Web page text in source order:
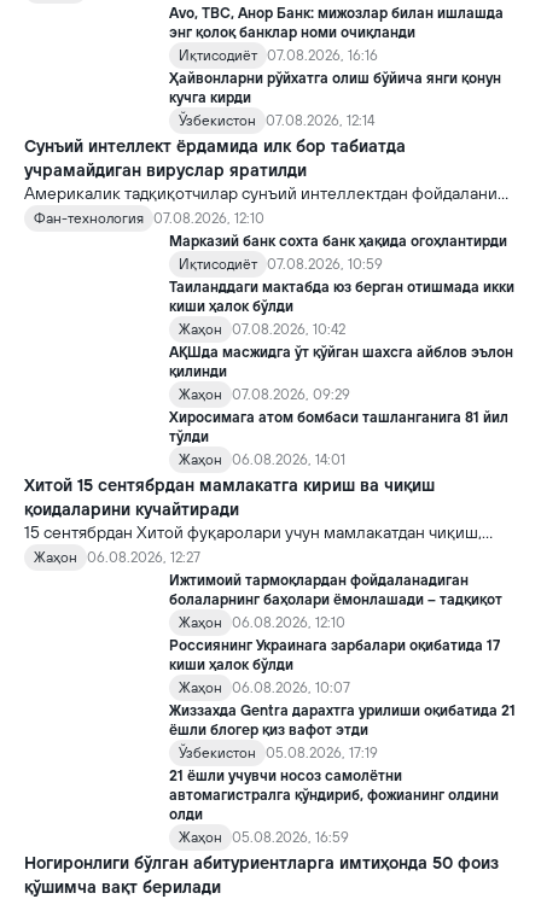
топшириш механизми ҳали ноаниқ. Таҳлилчилар фикрича, бу
Кремлда ворислик жангига олиб келиши мумкин.
Avo, TBC, Анор Банк: мижозлар билан ишлашда
энг қолоқ банклар номи очиқланди
Иқтисодиёт 07.08.2026, 16:16
Ҳайвонларни рўйхатга олиш бўйича янги қонун
кучга кирди
Ўзбекистон
07.08.2026, 12:14
Сунъий интеллект ёрдамида илк бор табиатда
учрамайдиган вируслар яратилди
Америкалик тадқиқотчилар сунъий интеллектдан фойдаланиб
16 та вирус яратди. Бу кашфиёт янги ютуқларга умид уйғотиш
билан бирга, ундан нотўғри мақсадда фойдаланиш борасидаги
хавотирларни ҳам кучайтирмоқда.
Фан-технология 07.08.2026, 12:10
Марказий банк сохта банк ҳақида огоҳлантирди
Иқтисодиёт 07.08.2026, 10:59
Таиланддаги мактабда юз берган отишмада икки
киши ҳалок бўлди
Жаҳон
07.08.2026, 10:42
АҚШда масжидга ўт қўйган шахсга айблов эълон
қилинди
Жаҳон
07.08.2026, 09:29
Хиросимага атом бомбаси ташланганига 81 йил
тўлди
Жаҳон
06.08.2026, 14:01
Хитой 15 сентябрдан мамлакатга кириш ва чиқиш
қоидаларини кучайтиради
15 сентябрдан Хитой фуқаролари учун мамлакатдан чиқиш,
хорижликлар учун эса Хитойга кириш тартиби бўйича янги
қоидалар кучга киради.
Жаҳон
06.08.2026, 12:27
Ижтимоий тармоқлардан фойдаланадиган
болаларнинг баҳолари ёмонлашади – тадқиқот
Жаҳон
06.08.2026, 12:10
Россиянинг Украинага зарбалари оқибатида 17
киши ҳалок бўлди
Жаҳон
06.08.2026, 10:07
Жиззахда Gentra дарахтга урилиши оқибатида 21
ёшли блогер қиз вафот этди
Ўзбекистон
05.08.2026, 17:19
21 ёшли учувчи носоз самолётни
автомагистралга қўндириб, фожианинг олдини
олди
Жаҳон
05.08.2026, 16:59
Ногиронлиги бўлган абитуриентларга имтиҳонда 50 фоиз
қўшимча вақт берилади